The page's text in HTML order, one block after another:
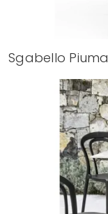
Sgabello Piuma